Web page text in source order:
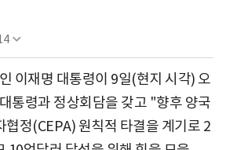
이재명 대통령이 9일(현지 시각) 오
통령과 정상회담을 갖고 "향후 양국
협정(CEPA) 원칙적 타결을 계기로 2